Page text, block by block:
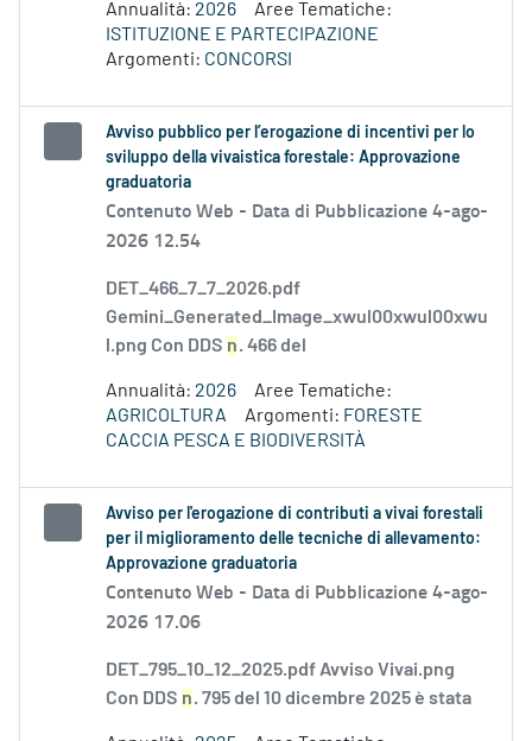
Annualità: 2026
Aree Tematiche:
ISTITUZIONE E PARTECIPAZIONE
Argomenti: CONCORSI
Avviso pubblico per l’erogazione di incentivi per lo
sviluppo della vivaistica forestale: Approvazione
graduatoria
Contenuto Web - Data di Pubblicazione 4-ago-
2026 12.54
DET_466_7_7_2026.pdf
Gemini_Generated_Image_xwul00xwul00xwu
l.png Con DDS n. 466 del
Annualità: 2026
Aree Tematiche:
AGRICOLTURA
Argomenti: FORESTE
CACCIA PESCA E BIODIVERSITÀ
Avviso per l'erogazione di contributi a vivai forestali
per il miglioramento delle tecniche di allevamento:
Approvazione graduatoria
Contenuto Web - Data di Pubblicazione 4-ago-
2026 17.06
DET_795_10_12_2025.pdf Avviso Vivai.png
Con DDS n. 795 del 10 dicembre 2025 è stata